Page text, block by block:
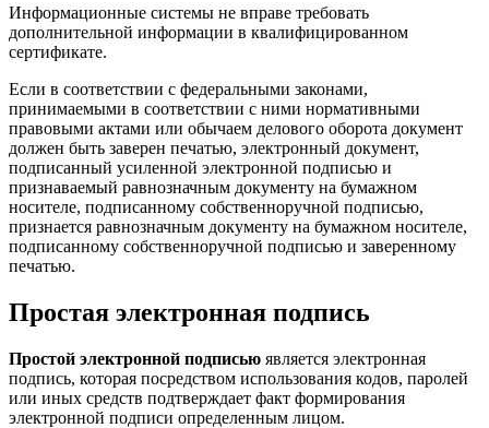
Информационные системы не вправе требовать
дополнительной информации в квалифицированном
сертификате.
Если в соответствии с федеральными законами,
принимаемыми в соответствии с ними нормативными
правовыми актами или обычаем делового оборота документ
должен быть заверен печатью, электронный документ,
подписанный усиленной электронной подписью и
признаваемый равнозначным документу на бумажном
носителе, подписанному собственноручной подписью,
признается равнозначным документу на бумажном носителе,
подписанному собственноручной подписью и заверенному
печатью.
Простая электронная подпись
Простой электронной подписью является электронная
подпись, которая посредством использования кодов, паролей
или иных средств подтверждает факт формирования
электронной подписи определенным лицом.